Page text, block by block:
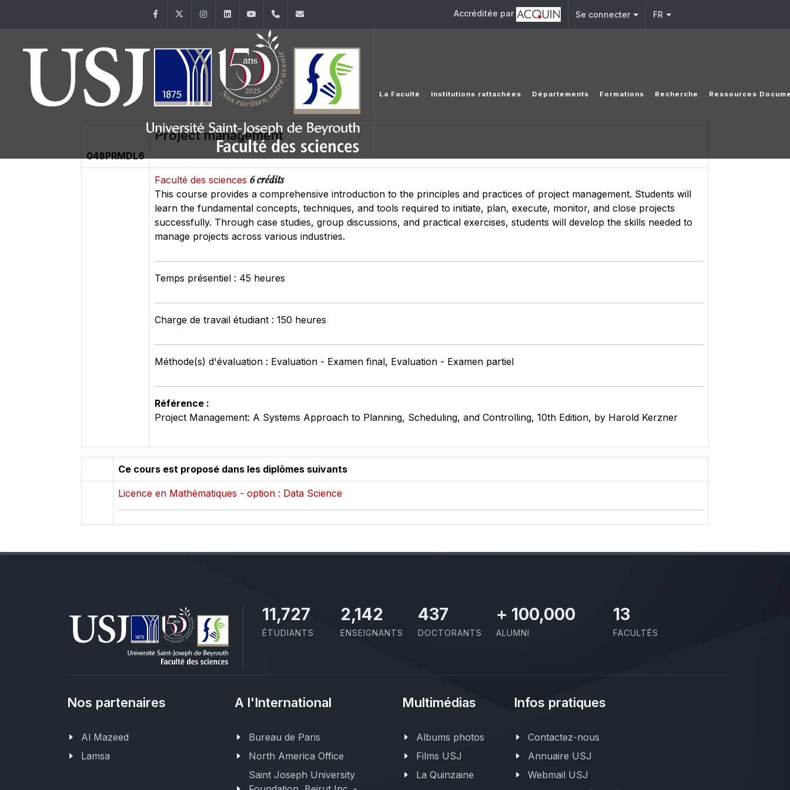
FacebookTwitter InstagramLinkedInYouTube+961 (1) 421 368 Accréditée par Se connecter FR
La Faculté Institutions rattachées Départements Formations Recherche Ressources
048PRMDL6
Project management
Faculté des sciences 6 crédits
This course provides a comprehensive introduction to the principles and practices of project management. Students will
learn the fundamental concepts, techniques, and tools required to initiate, plan, execute, monitor, and close projects
successfully. Through case studies, group discussions, and practical exercises, students will develop the skills needed to
manage projects across various industries.
Temps présentiel : 45 heures
Charge de travail étudiant : 150 heures
Méthode(s) d'évaluation : Evaluation - Examen final, Evaluation - Examen partiel
Référence :
Project Management: A Systems Approach to Planning, Scheduling, and Controlling, 10th Edition, by Harold Kerzner
Ce cours est proposé dans les diplômes suivants
Licence en Mathématiques - option : Data Science
11,727
ÉTUDIANTS
2,142
ENSEIGNANTS
437
DOCTORANTS
+ 100,000
ALUMNI
13
FACULTÉS
Nos partenaires
Al Mazeed
Lamsa
A l'International
Bureau de Paris
North America Office
Saint Joseph University
Multimédias
Albums photos
Films USJ
La Quinzaine
Infos pratiques
Contactez-nous
Annuaire USJ
Webmail USJ